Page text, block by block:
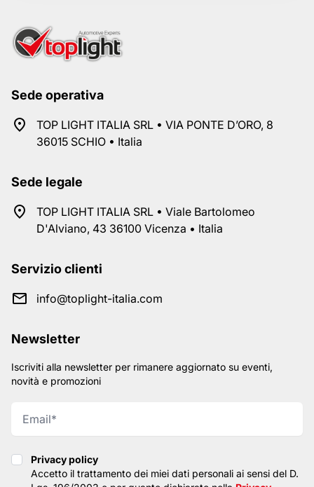
Sede operativa
TOP LIGHT ITALIA SRL • VIA PONTE D’ORO, 8
36015 SCHIO • Italia
Sede legale
TOP LIGHT ITALIA SRL • Viale Bartolomeo
D'Alviano, 43 36100 Vicenza • Italia
Servizio clienti
info@toplight-italia.com
Newsletter
Iscriviti alla newsletter per rimanere aggiornato su eventi,
novità e promozioni
Privacy policy
Privacy policy
Accetto il trattamento dei miei dati personali ai sensi del D.